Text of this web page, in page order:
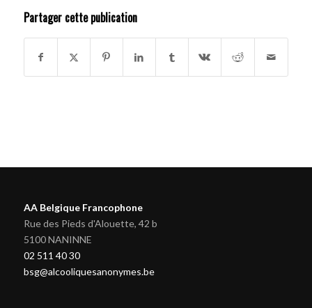
Partager cette publication
AA Belgique Francophone
Rue des Pieds d'Alouette, 42 b
5100 NANINNE
02 511 40 30
bsg@alcooliquesanonymes.be